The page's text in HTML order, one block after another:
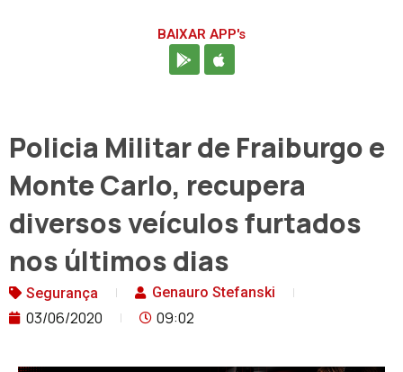
BAIXAR APP's
Policia Militar de Fraiburgo e
Monte Carlo, recupera
diversos veículos furtados
nos últimos dias
Segurança Genauro Stefanski
03/06/2020 09:02